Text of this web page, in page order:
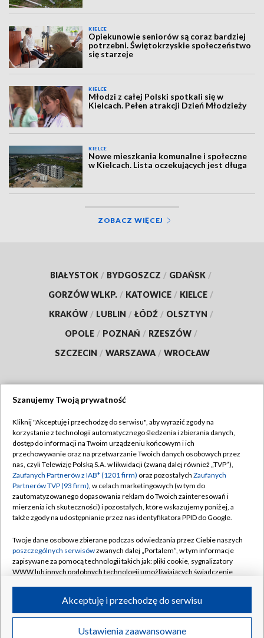
KIELCE
Opiekunowie seniorów są coraz bardziej
potrzebni. Świętokrzyskie społeczeństwo
się starzeje
KIELCE
Młodzi z całej Polski spotkali się w
Kielcach. Pełen atrakcji Dzień Młodzieży
KIELCE
Nowe mieszkania komunalne i społeczne
w Kielcach. Lista oczekujących jest długa
ZOBACZ WIĘCEJ
BIAŁYSTOK / BYDGOSZCZ / GDAŃSK /
GORZÓW WLKP. / KATOWICE / KIELCE /
KRAKÓW / LUBLIN / ŁÓDŹ / OLSZTYN /
OPOLE / POZNAŃ / RZESZÓW /
SZCZECIN / WARSZAWA / WROCŁAW
TVP
Abonament TVP
Emisja w TVP
Centrum informacji TVP
Naziemna Telewizja Cyfrowa
Rada Programowa
System NOS
Informacje o nadawcy
Program dla prasy
Regulamin TVP
Polityka prywatności
Moje zgody
Pomoc
Kontakt
Kanały
©2026 Telewizja Polska S.A. w likwidacji
Szanujemy Twoją prywatność
Kliknij "Akceptuję i przechodzę do serwisu", aby wyrazić zgody na
korzystanie z technologii automatycznego śledzenia i zbierania danych,
dostęp do informacji na Twoim urządzeniu końcowym i ich
przechowywanie oraz na przetwarzanie Twoich danych osobowych przez
nas, czyli Telewizję Polską S.A. w likwidacji (zwaną dalej również „TVP”),
Zaufanych Partnerów z IAB* (1201 firm) oraz pozostałych Zaufanych
Partnerów TVP (93 firm), w celach marketingowych (w tym do
zautomatyzowanego dopasowania reklam do Twoich zainteresowań i
mierzenia ich skuteczności) i pozostałych, które wskazujemy poniżej, a
także zgody na udostępnianie przez nas identyfikatora PPID do Google.
Twoje dane osobowe zbierane podczas odwiedzania przez Ciebie naszych
poszczególnych serwisówzwanych dalej „Portalem”, w tym informacje
zapisywane za pomocą technologii takich jak: pliki cookie, sygnalizatory
WWW lub innych podobnych technologii umożliwiających świadczenie
ruchu w Internecie.
Twoje dane osobowe zbierane podczas odwiedzania przez Ciebie
Ustawienia zaawansowane
Akceptuję i przechodzę do serwisu